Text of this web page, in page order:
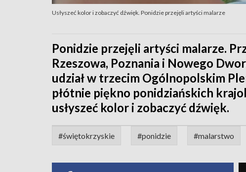
Usłyszeć kolor i zobaczyć dźwięk. Ponidzie przejęli artyści malarze
Ponidzie przejęli artyści malarze.
Rzeszowa, Poznania i Nowego
udział w trzecim Ogólnopolskim
płótnie piękno ponidziańskich
usłyszeć kolor i zobaczyć dźwięk.
#świętokrzyskie #ponidzie #malarstwo